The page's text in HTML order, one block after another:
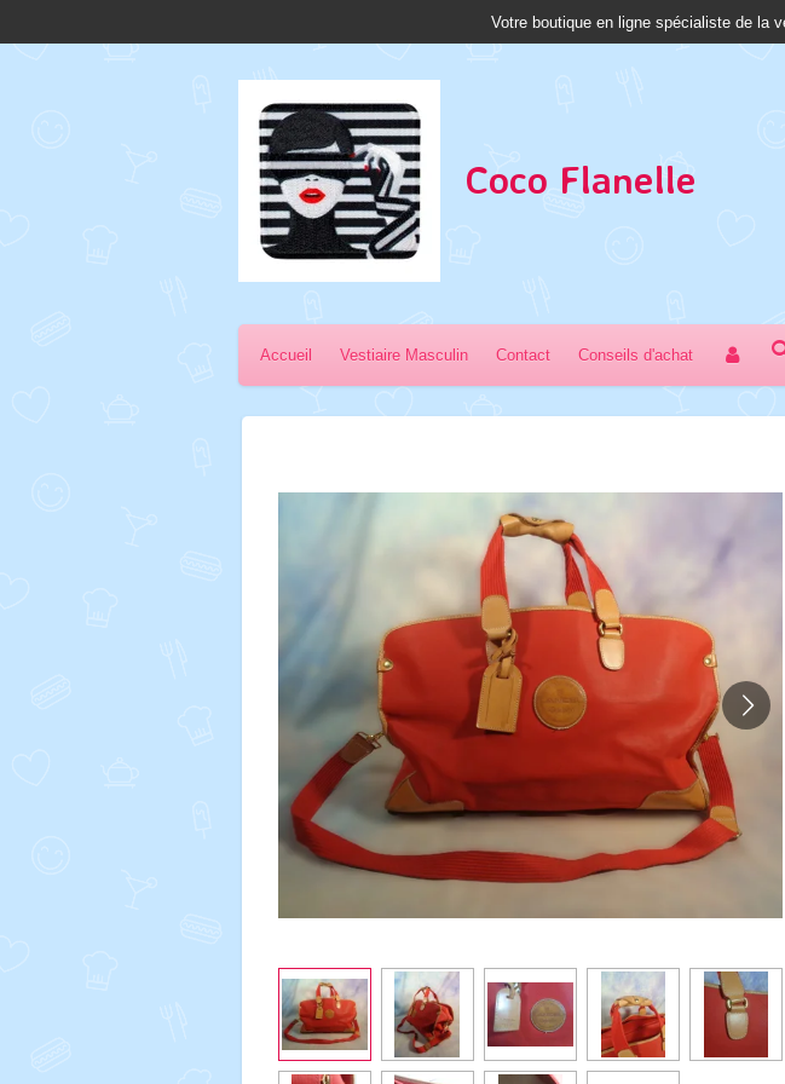
Votre boutique en ligne spécialiste de la
Coco Flanelle
Accueil Vestiaire Masculin Contact Conseils d'achat